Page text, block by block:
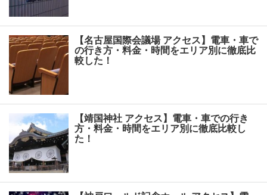
【名古屋国際会議場 アクセス】電車・車で
の行き方・料金・時間をエリア別に徹底比
較した！
【靖国神社 アクセス】電車・車での行き
方・料金・時間をエリア別に徹底比較し
た！